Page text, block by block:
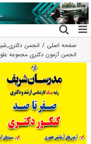
رفتن
به
محتوا
صفحه اصلی انجمن دکتری,
انجمن آزمون دکتری مجموعه